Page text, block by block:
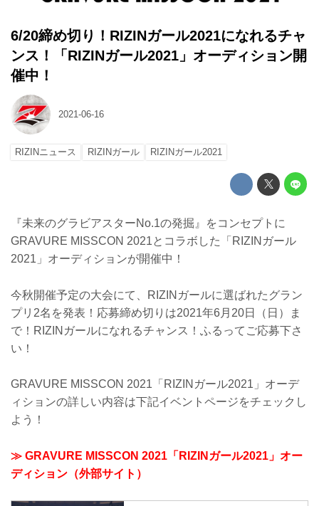
6/20締め切り！RIZINガール2021になれるチャ
ンス！「RIZINガール2021」オーディション開
催中！
2021-06-16
RIZINニュース RIZINガール RIZINガール2021
『未来のグラビアスターNo.1の発掘』をコンセプトに
GRAVURE MISSCON 2021とコラボした「RIZINガール
2021」オーディションが開催中！
今秋開催予定の大会にて、RIZINガールに選ばれたグラン
プリ2名を発表！応募締め切りは2021年6月20日（日）ま
で！RIZINガールになれるチャンス！ふるってご応募下さ
い！
GRAVURE MISSCON 2021「RIZINガール2021」オーデ
ィションの詳しい内容は下記イベントページをチェックし
よう！
≫ GRAVURE MISSCON 2021「RIZINガール2021」オー
ディション（外部サイト）